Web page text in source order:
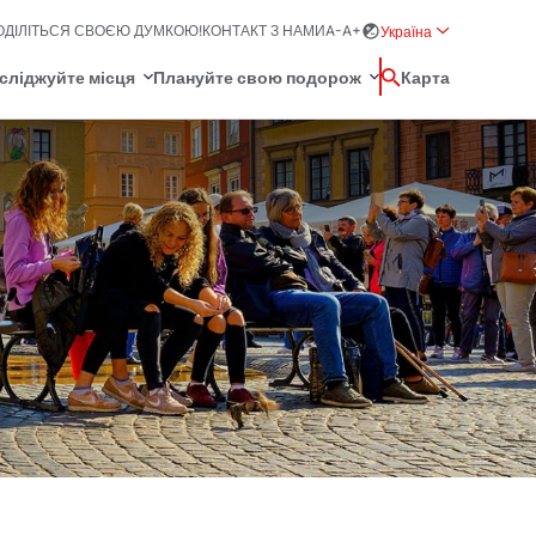
СВОЄЮ ДУМКОЮ!КОНТАКТ З НАМИA-A+
Україна
місця Плануйте свою подорож
Громадський транспорт у
місті
Пошук
Карта
Français
日本語
Svenska